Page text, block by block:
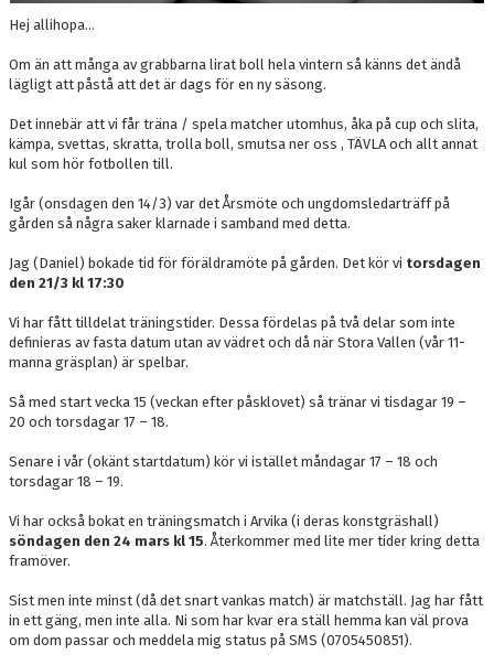
Hej allihopa…
Om än att många av grabbarna lirat boll hela vintern så känns det ändå
lägligt att påstå att det är dags för en ny säsong.
Det innebär att vi får träna / spela matcher utomhus, åka på cup och slita,
kämpa, svettas, skratta, trolla boll, smutsa ner oss , TÄVLA och allt annat
kul som hör fotbollen till.
Igår (onsdagen den 14/3) var det Årsmöte och ungdomsledarträff på
gården så några saker klarnade i samband med detta.
Jag (Daniel) bokade tid för föräldramöte på gården. Det kör vi torsdagen
den 21/3 kl 17:30
Vi har fått tilldelat träningstider. Dessa fördelas på två delar som inte
definieras av fasta datum utan av vädret och då när Stora Vallen (vår 11-
manna gräsplan) är spelbar.
Så med start vecka 15 (veckan efter påsklovet) så tränar vi tisdagar 19 –
20 och torsdagar 17 – 18.
Senare i vår (okänt startdatum) kör vi istället måndagar 17 – 18 och
torsdagar 18 – 19.
Vi har också bokat en träningsmatch i Arvika (i deras konstgräshall)
söndagen den 24 mars kl 15. Återkommer med lite mer tider kring detta
framöver.
Sist men inte minst (då det snart vankas match) är matchställ. Jag har fått
in ett gäng, men inte alla. Ni som har kvar era ställ hemma kan väl prova
om dom passar och meddela mig status på SMS (0705450851).